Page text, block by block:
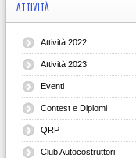
ATTIVITÀ
Attività 2022
Attività 2023
Eventi
Contest e Diplomi
QRP
Club Autocostruttori